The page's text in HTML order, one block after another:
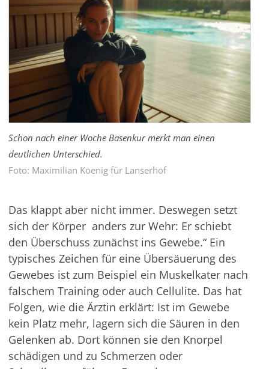
Schon nach einer Woche Basenkur merkt man einen
deutlichen Unterschied.
Foto: Maximilian Koenig für Lanserhof
Das klappt aber nicht immer. Deswegen setzt
sich der Körper anders zur Wehr: Er schiebt
den Überschuss zunächst ins Gewebe.“ Ein
typisches Zeichen für eine Übersäuerung des
Gewebes ist zum Beispiel ein Muskelkater nach
falschem Training oder auch Cellulite. Das hat
Folgen, wie die Ärztin erklärt: Ist im Gewebe
kein Platz mehr, lagern sich die Säuren in den
Gelenken ab. Dort können sie den Knorpel
schädigen und zu Schmerzen oder